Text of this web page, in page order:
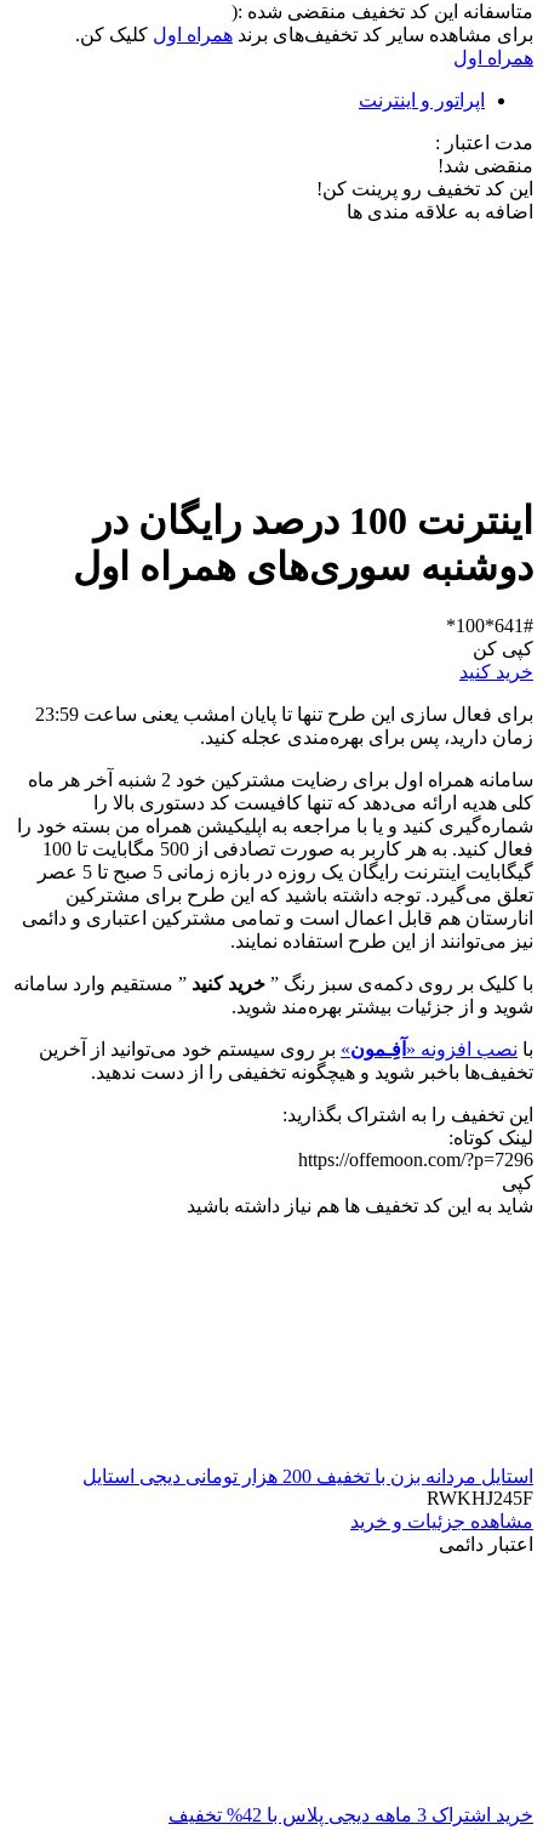
متاسفانه این کد تخفیف منقضی شده :(
برای مشاهده سایر کد تخفیف‌های برند همراه اول کلیک کن.
همراه اول
اپراتور و اینترنت
مدت اعتبار :
منقضی شد!
این کد تخفیف رو پرینت کن!
اضافه به علاقه مندی ها
اینترنت 100 درصد رایگان در
دوشنبه سوری‌های همراه اول
641#*100*
کپی کن
خرید کنید
برای فعال سازی این طرح تنها تا پایان امشب یعنی ساعت 23:59
زمان دارید، پس برای بهره‌مندی عجله کنید.
سامانه همراه اول برای رضایت مشترکین خود 2 شنبه آخر هر ماه
کلی هدیه ارائه می‌دهد که تنها کافیست کد دستوری بالا را
شماره‌گیری کنید و یا با مراجعه به اپلیکیشن همراه من بسته خود را
فعال کنید. به هر کاربر به صورت تصادفی از 500 مگابایت تا 100
گیگابایت اینترنت رایگان یک روزه در بازه زمانی 5 صبح تا 5 عصر
تعلق می‌گیرد. توجه داشته باشید که این طرح برای مشترکین
انارستان هم قابل اعمال است و تمامی مشترکین اعتباری و دائمی
نیز می‌توانند از این طرح استفاده نمایند.
با کلیک بر روی دکمه‌ی سبز رنگ ” خرید کنید ” مستقیم وارد سامانه
شوید و از جزئیات بیشتر بهره‌مند شوید.
با نصب افزونه « آفِـمون» بر روی سیستم خود می‌توانید از آخرین
تخفیف‌ها باخبر شوید و هیچگونه تخفیفی را از دست ندهید.
این تخفیف را به اشتراک بگذارید:
لینک کوتاه:
https://offemoon.com/?p=7296
کپی
شاید به این کد تخفیف ها هم نیاز داشته باشید
استایل مردانه بزن با تخفیف 200 هزار تومانی دیجی استایل
RWKHJ245F
مشاهده جزئیات و خرید
اعتبار دائمی
خرید اشتراک 3 ماهه دیجی پلاس با 42% تخفیف